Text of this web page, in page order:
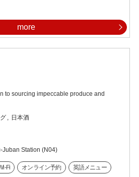
more
to sourcing impeccable produce and
日本酒
Juban Station (N04)
Fi オンライン予約 英語メニュー